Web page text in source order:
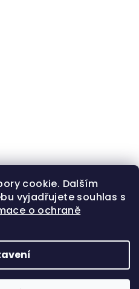
cookie. Dalším
vyjadřujete souhlas s
o ochraně
. Všechna práva